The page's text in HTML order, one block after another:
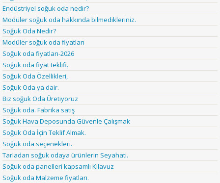
Endüstriyel soğuk oda nedir?
Modüler soğuk oda hakkında bilmedikleriniz.
Soğuk Oda Nedir?
Modüler soğuk oda fiyatları
Soğuk oda fiyatları-2026
Soğuk oda fiyat teklifi.
Soğuk Oda Özellikleri,
Soğuk Oda ya dair.
Biz soğuk Oda Üretiyoruz
Soğuk oda. Fabrika satış
Soğuk Hava Deposunda Güvenle Çalışmak
Soğuk Oda İçin Teklif Almak.
Soğuk oda seçenekleri.
Tarladan soğuk odaya ürünlerin Seyahati.
Soğuk oda panelleri kapsamlı Kılavuz
Soğuk oda Malzeme fiyatları.